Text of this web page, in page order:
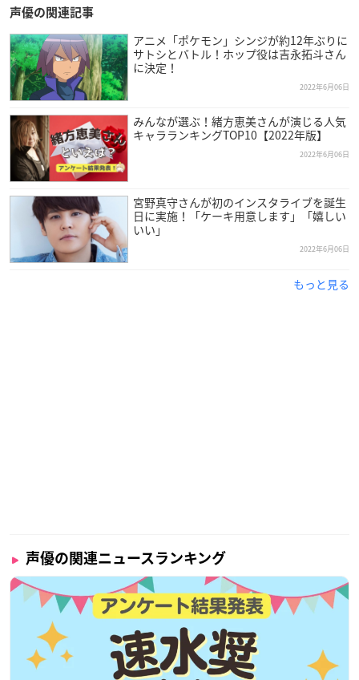
小林裕介
田中正平
【チケット価格】
◎イベント参加+配信チケットセット 9,500円（税込）
※未就学児童入場不可／譲渡・転売禁止
※チケット代のほかに別途手数料が掛かります。
※お申込みにはクラブアニメイト会員登録（無料）が必要とな
ります。予めご了承ください。
7月10日公演受付URLは
7月17日公演受付URLはコチラ
◎配信チケット4,000円（税込）
＜7月10日(日)公演＞7月16日(土)23:59まで
＜7月17日(日)公演＞7月23日(土)23:59まで
声優の関連記事
アニメ「ポケモン」シンジが約12年ぶりに
サトシとバトル！ホップ役は吉永拓斗さん
に決定！
2022年6月06日
みんなが選ぶ！緒方恵美さんが演じる人気
キャラランキングTOP10【2022年版】
2022年6月06日
宮野真守さんが初のインスタライブを誕生
日に実施！「ケーキ用意します」「嬉しい
いい」
2022年6月06日
もっと見る
声優の関連ニュースランキング